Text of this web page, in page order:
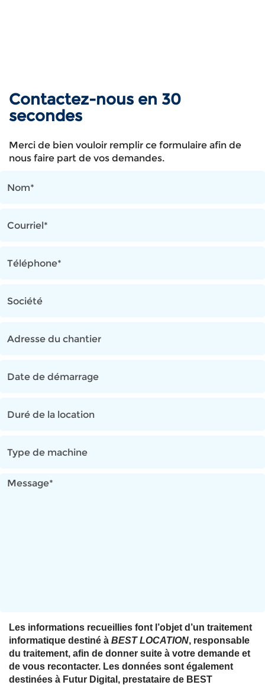
Contactez-nous en 30
secondes
Merci de bien vouloir remplir ce formulaire afin de
nous faire part de vos demandes.
Les informations recueillies font l’objet d’un traitement
informatique destiné à BEST LOCATION, responsable
du traitement, afin de donner suite à votre demande et
de vous recontacter. Les données sont également
destinées à Futur Digital, prestataire de BEST